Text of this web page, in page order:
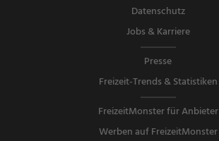
Datenschutz
Jobs & Karriere
Presse
Freizeit-Trends & Statistiken
FreizeitMonster für Anbieter
Werben auf FreizeitMonster